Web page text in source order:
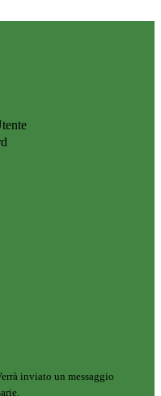
inviato un messaggio